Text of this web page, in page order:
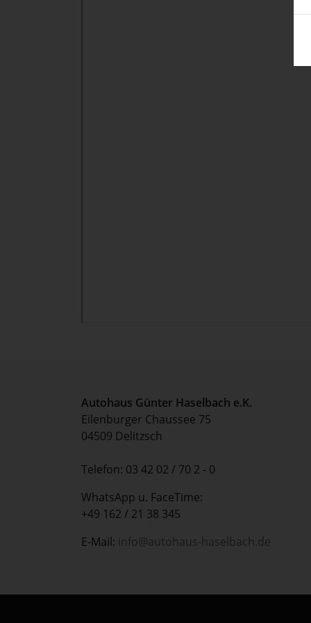
Autohaus Günter Haselbach e.K.
Eilenburger Chaussee 75
04509 Delitzsch
Telefon: 03 42 02 / 70 2 - 0
WhatsApp u. FaceTime:
+49 162 / 21 38 345
E-Mail: info@autohaus-haselbach.de